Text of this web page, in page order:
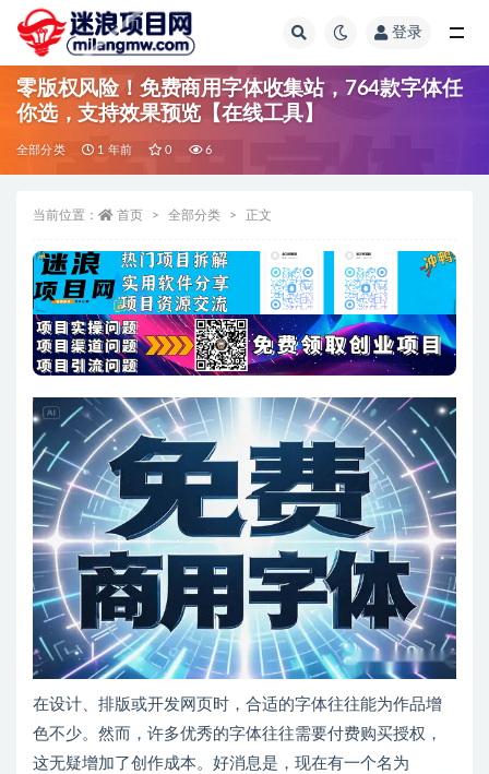
登录
零版权风险！免费商用字体收集站，764款字体任
你选，支持效果预览【在线工具】
全部分类 1 年前 0 6
当前位置： 首页 全部分类 正文
在设计、排版或开发网页时，合适的字体往往能为作品增
色不少。然而，许多优秀的字体往往需要付费购买授权，
这无疑增加了创作成本。好消息是，现在有一个名为
全部